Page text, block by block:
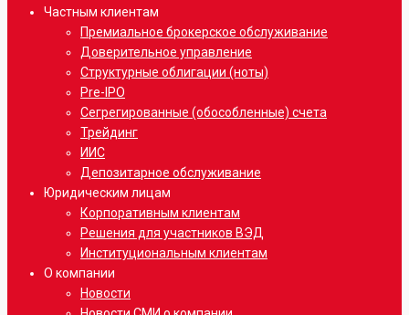
Menu
Частным клиентам
Премиальное брокерское обслуживание
Доверительное управление
Структурные облигации (ноты)
Pre-IPO
Сегрегированные (обособленные) счета
Трейдинг
ИИС
Депозитарное обслуживание
Юридическим лицам
Корпоративным клиентам
Решения для участников ВЭД
Институциональным клиентам
О компании
Новости